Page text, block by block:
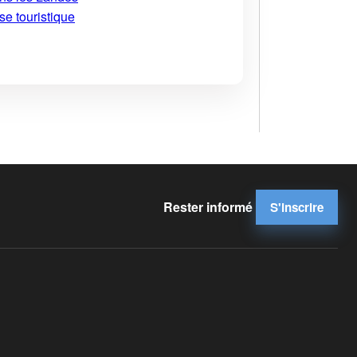
touristique
Rester informé S'inscrire